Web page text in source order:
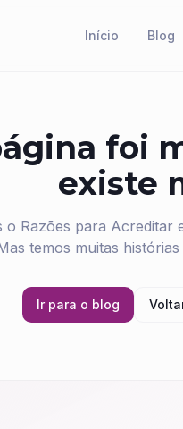
Início Blog
foi
existe
o Razões para Acreditar
temos muitas
Ir para o blog